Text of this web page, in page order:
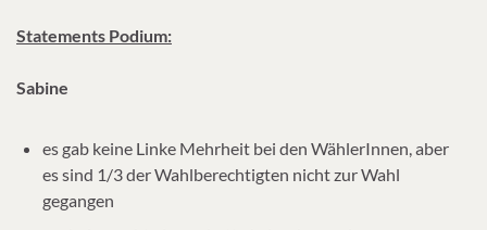
Statements Podium:
Sabine
es gab keine Linke Mehrheit bei den WählerInnen, aber
es sind 1/3 der Wahlberechtigten nicht zur Wahl
gegangen